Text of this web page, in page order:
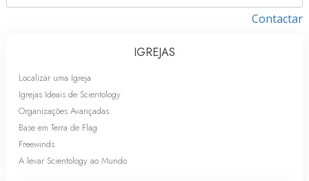
Contactar
IGREJAS
Localizar uma Igreja
Igrejas Ideais de Scientology
Organizações Avançadas
Base em Terra de Flag
Freewinds
A levar Scientology ao Mundo